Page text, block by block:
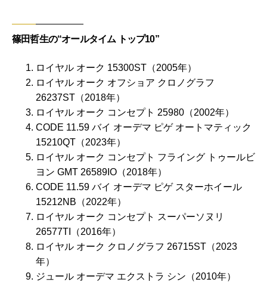
篠田哲生の“オールタイム トップ10”
ロイヤル オーク 15300ST（2005年）
ロイヤル オーク オフショア クロノグラフ
26237ST（2018年）
ロイヤル オーク コンセプト 25980（2002年）
CODE 11.59 バイ オーデマ ピゲ オートマティック
15210QT（2023年）
ロイヤル オーク コンセプト フライング トゥールビ
ヨン GMT 26589IO（2018年）
CODE 11.59 バイ オーデマ ピゲ スターホイール
15212NB（2022年）
ロイヤル オーク コンセプト スーパーソヌリ
26577TI（2016年）
ロイヤル オーク クロノグラフ 26715ST（2023
年）
ジュール オーデマ エクストラ シン（2010年）